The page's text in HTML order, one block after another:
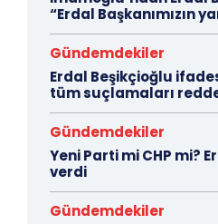
“Erdal Başkanımızın
Gündemdekiler
Erdal Beşikçioğlu
tüm suçlamaları
Gündemdekiler
Yeni Parti mi CHP mi?
verdi
Gündemdekiler